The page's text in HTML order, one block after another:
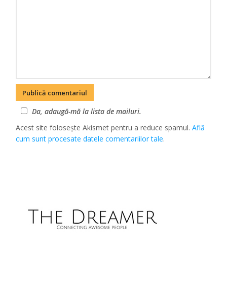
Da, adaugă-mă la lista de mailuri.
Acest site folosește Akismet pentru a reduce spamul.Află
cum sunt procesate datele comentariilor tale.